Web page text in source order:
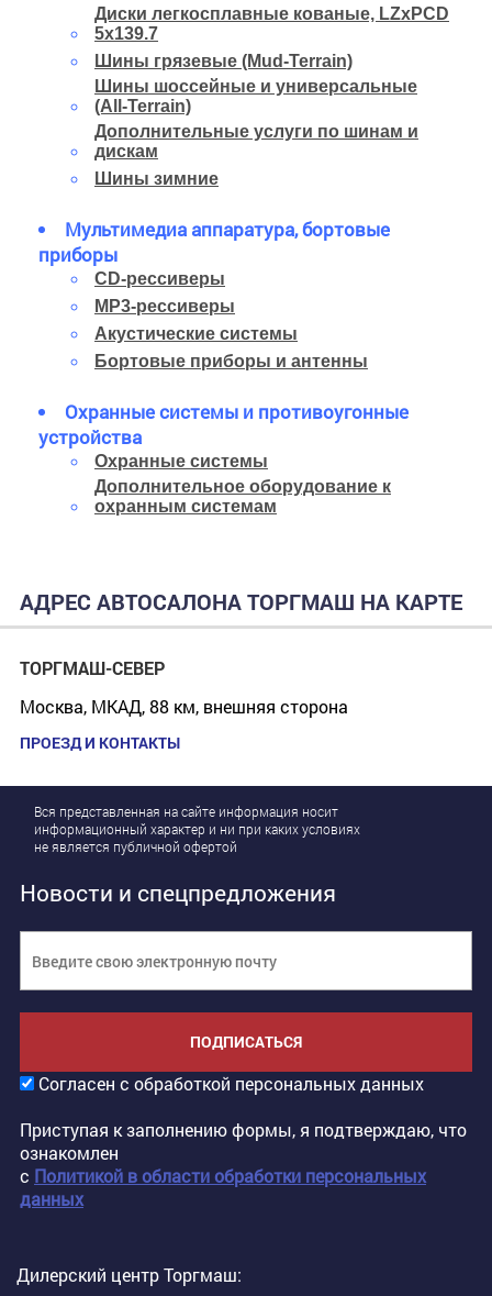
Диски легкосплавные кованые, LZxPCD
5x139.7
Шины грязевые (Mud-Terrain)
Шины шоссейные и универсальные
(All-Terrain)
Дополнительные услуги по шинам и
дискам
Шины зимние
Мультимедиа аппаратура, бортовые
приборы
CD-рессиверы
MP3-рессиверы
Акустические системы
Бортовые приборы и антенны
Охранные системы и противоугонные
устройства
Охранные системы
Дополнительное оборудование к
охранным системам
АДРЕС АВТОСАЛОНА ТОРГМАШ НА КАРТЕ
ТОРГМАШ-СЕВЕР
Москва, МКАД, 88 км, внешняя сторона
ПРОЕЗД И КОНТАКТЫ
Вся представленная на сайте информация носит
информационный характер и ни при каких условиях
не является публичной офертой
Новости и спецпредложения
ПОДПИСАТЬСЯ
Согласен с обработкой персональных данных
Приступая к заполнению формы, я подтверждаю, что
ознакомлен
с Политикой в области обработки персональных
данных
Дилерский центр Торгмаш: